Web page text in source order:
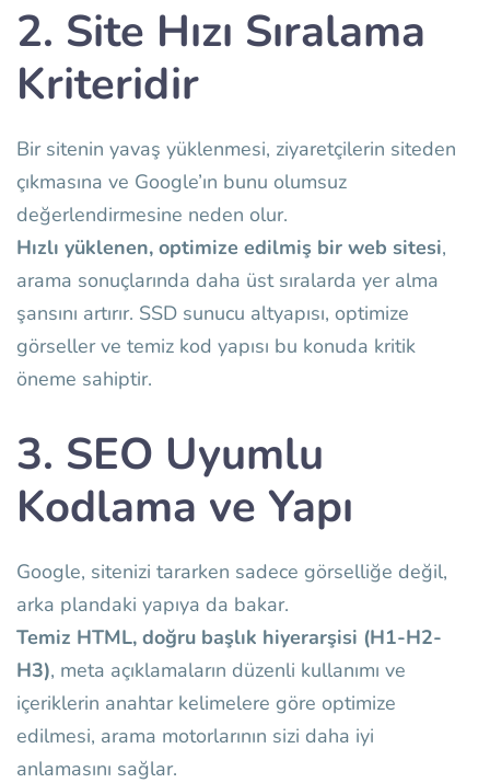
2. Site Hızı Sıralama
Kriteridir
Bir sitenin yavaş yüklenmesi, ziyaretçilerin siteden
çıkmasına ve Google’ın bunu olumsuz
değerlendirmesine neden olur.
Hızlı yüklenen, optimize edilmiş bir web sitesi,
arama sonuçlarında daha üst sıralarda yer alma
şansını artırır. SSD sunucu altyapısı, optimize
görseller ve temiz kod yapısı bu konuda kritik
öneme sahiptir.
3. SEO Uyumlu
Kodlama ve Yapı
Google, sitenizi tararken sadece görselliğe değil,
arka plandaki yapıya da bakar.
Temiz HTML, doğru başlık hiyerarşisi (H1-H2-
H3), meta açıklamaların düzenli kullanımı ve
içeriklerin anahtar kelimelere göre optimize
edilmesi, arama motorlarının sizi daha iyi
anlamasını sağlar.